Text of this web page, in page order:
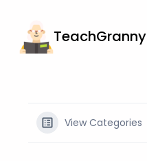
TeachGranny
View Categories